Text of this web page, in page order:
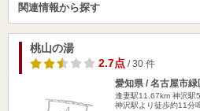
関連情報から探す
桃山の湯
2.7点/ 30 件
愛知県 / 名古屋市緑
逢妻駅11.67km 神沢駅
神沢駅より徒歩約11分